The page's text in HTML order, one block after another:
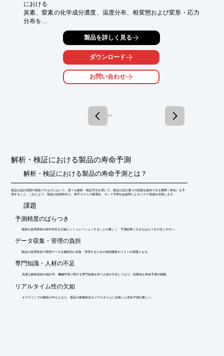
における
炭素、窒素の化学成分濃度、温度分布、相変態および変形・応力
分布を
連成して解析する熱処理プロセスのシミュレーションソフトウェ
浸炭・窒化・焼入れ、高周波焼入れおよび局部加熱・冷却過程の
シミュレーションも可能。
金属材料学と伝熱学、応力解析、電磁場の初歩的知識があれば
誰でも使用できます。
■対応OS：WindowsXP、2000
※詳しくはPDFをダウンロードして頂くか、お気軽にお問い合わ
製品を詳しく見る
ダウンロード
お問い合わせ
1 / 1
解析・検証における製品の寿命予測
解析・検証における製品の寿命予測とは？
製品の設計段階や製造プロセスにおいて、様々な解析・検証手法を用いて、製品が設計通りの性能を維持できる期間（寿命）を予
測すること。これにより、製品の信頼性向上、保守コストの最適化、そして予期せぬ故障によるリスク低減を目指します。
​課題
予測精度のばらつき
複雑な使用環境や経年劣化を正確にシミュレーションすることが難しく、予測結果に大きなばらつきが生じやすい。
データ収集・管理の負担
製品の使用状況や環境データを継続的に収集・管理するための体制構築やコストが課題となる。
専門知識・人材の不足
高度な解析技術や統計学、機械学習に関する専門知識を持つ人材が不足しており、効果的な寿命予測が困難。
リアルタイム性の欠如
オフラインでの解析が中心となり、製品の稼働状況をリアルタイムに反映した寿命予測が難しい。